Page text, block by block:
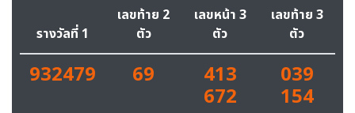
รางวัลที่ 1
เลขท้าย 2
ตัว
เลขหน้า 3
ตัว
เลขท้าย 3
ตัว
932479 69 413
672
039
154